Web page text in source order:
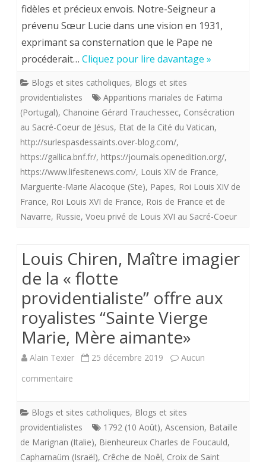
au
Sacré-
Coeur.
Fatima.
Les
refus
successifs
Louis
aux
occupants
du
Vatican
fidèles et précieux envois. Notre-Seigneur a
prévenu Sœur Lucie dans une vision en 1931,
exprimant sa consternation que le Pape ne
procéderait… Cliquez pour lire davantage »
Blogs et sites catholiques, Blogs et sites
providentialistes
Apparitions mariales de Fatima
(Portugal), Chanoine Gérard Trauchessec, Consécration
au Sacré-Coeur de Jésus, Etat de la Cité du Vatican,
http://surlespasdessaints.over-blog.com/,
https://gallica.bnf.fr/, https://journals.openedition.org/,
https://www.lifesitenews.com/, Louis XIV de France,
Marguerite-Marie Alacoque (Ste), Papes, Roi Louis XIV de
France, Roi Louis XVI de France, Rois de France et de
Navarre, Russie, Voeu privé de Louis XVI au Sacré-Coeur
Louis Chiren, Maître imagier
de la « flotte
providentialiste” offre aux
royalistes “Sainte Vierge
Marie, Mère aimante»
Alain Texier 25 décembre 2019
Aucun
commentaire
Maître
Blogs et sites catholiques, Blogs et sites
providentialistes
1792 (10 Août), Ascension, Bataille
de Marignan (Italie), Bienheureux Charles de Foucauld,
Capharnaüm (Israël), Crêche de Noêl, Croix de Saint